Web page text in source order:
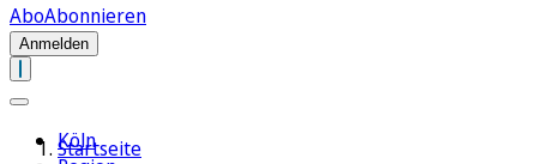
AboAbonnieren
Anmelden
Köln
Startseite